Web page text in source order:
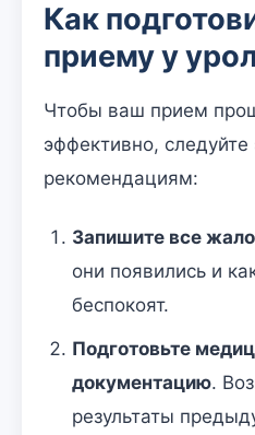
Как
приему у
Чтобы ваш прием
эффективно, следуйте
рекомендациям:
Запишите все
они появились и
беспокоят.
Подготовьте
документацию.
результаты